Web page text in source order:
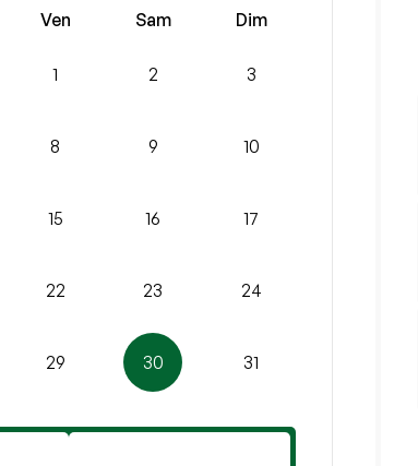
Ven Sam Dim
1 2 3
8 9 10
15 16 17
22 23 24
29 30 31